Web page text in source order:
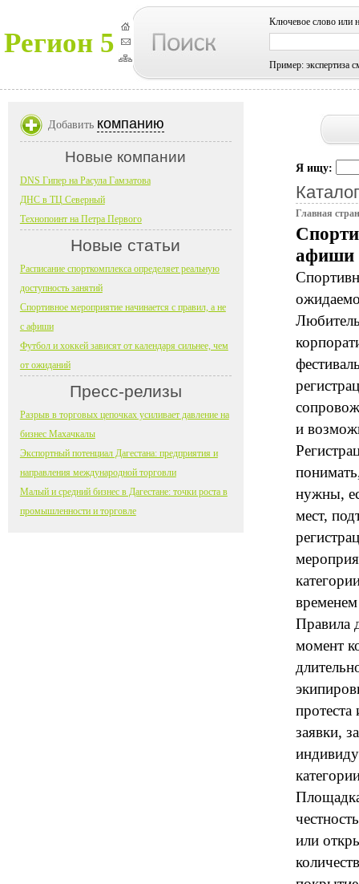
Регион 5
Ключевое слово или
Пример: экспертиза
Я ищу:
Главная
афиши
и
нужны,
мест,
временем
Правила
момент
заявки,
или
Добавить компанию
Новые компании
DNS Гипер на Расула Гамзатова
ДНС в ТЦ Северный
Технопоинт на Петра Первого
Новые статьи
Расписание спорткомплекса определяет реальную
доступность занятий
Спортивное мероприятие начинается с правил, а не
с афиши
Футбол и хоккей зависят от календаря сильнее, чем
от ожиданий
Пресс-релизы
Разрыв в торговых цепочках усиливает давление на
бизнес Махачкалы
Экспортный потенциал Дагестана: предприятия и
направления международной торговли
Малый и средний бизнес в Дагестане: точки роста в
промышленности и торговле